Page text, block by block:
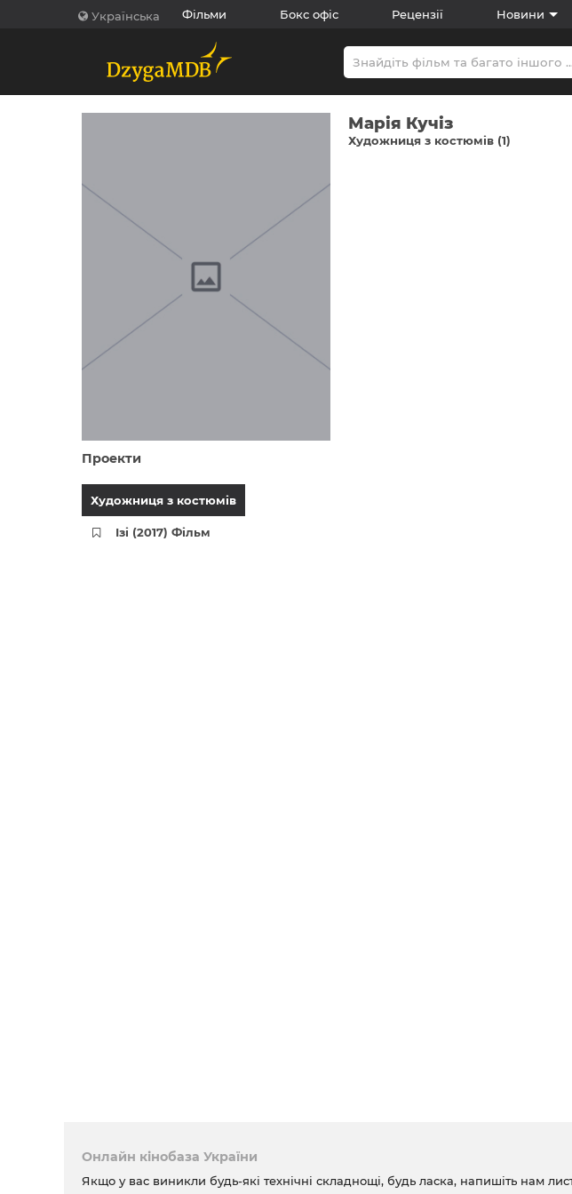
Українська Фільми Бокс офіс Рецензії Новини
Марія Кучіз
Художниця з костюмів (1)
Проекти
Художниця з костюмів
Ізі (2017) Фільм
Онлайн кінобаза України
Якщо у вас виникли будь-які технічні складнощі, будь ласка, напишіть нам